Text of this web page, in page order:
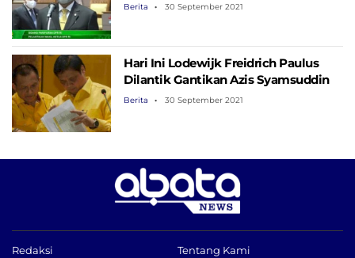
Berita 30 September 2021
Hari Ini Lodewijk Freidrich Paulus
Dilantik Gantikan Azis Syamsuddin
Berita 30 September 2021
Redaksi Tentang Kami